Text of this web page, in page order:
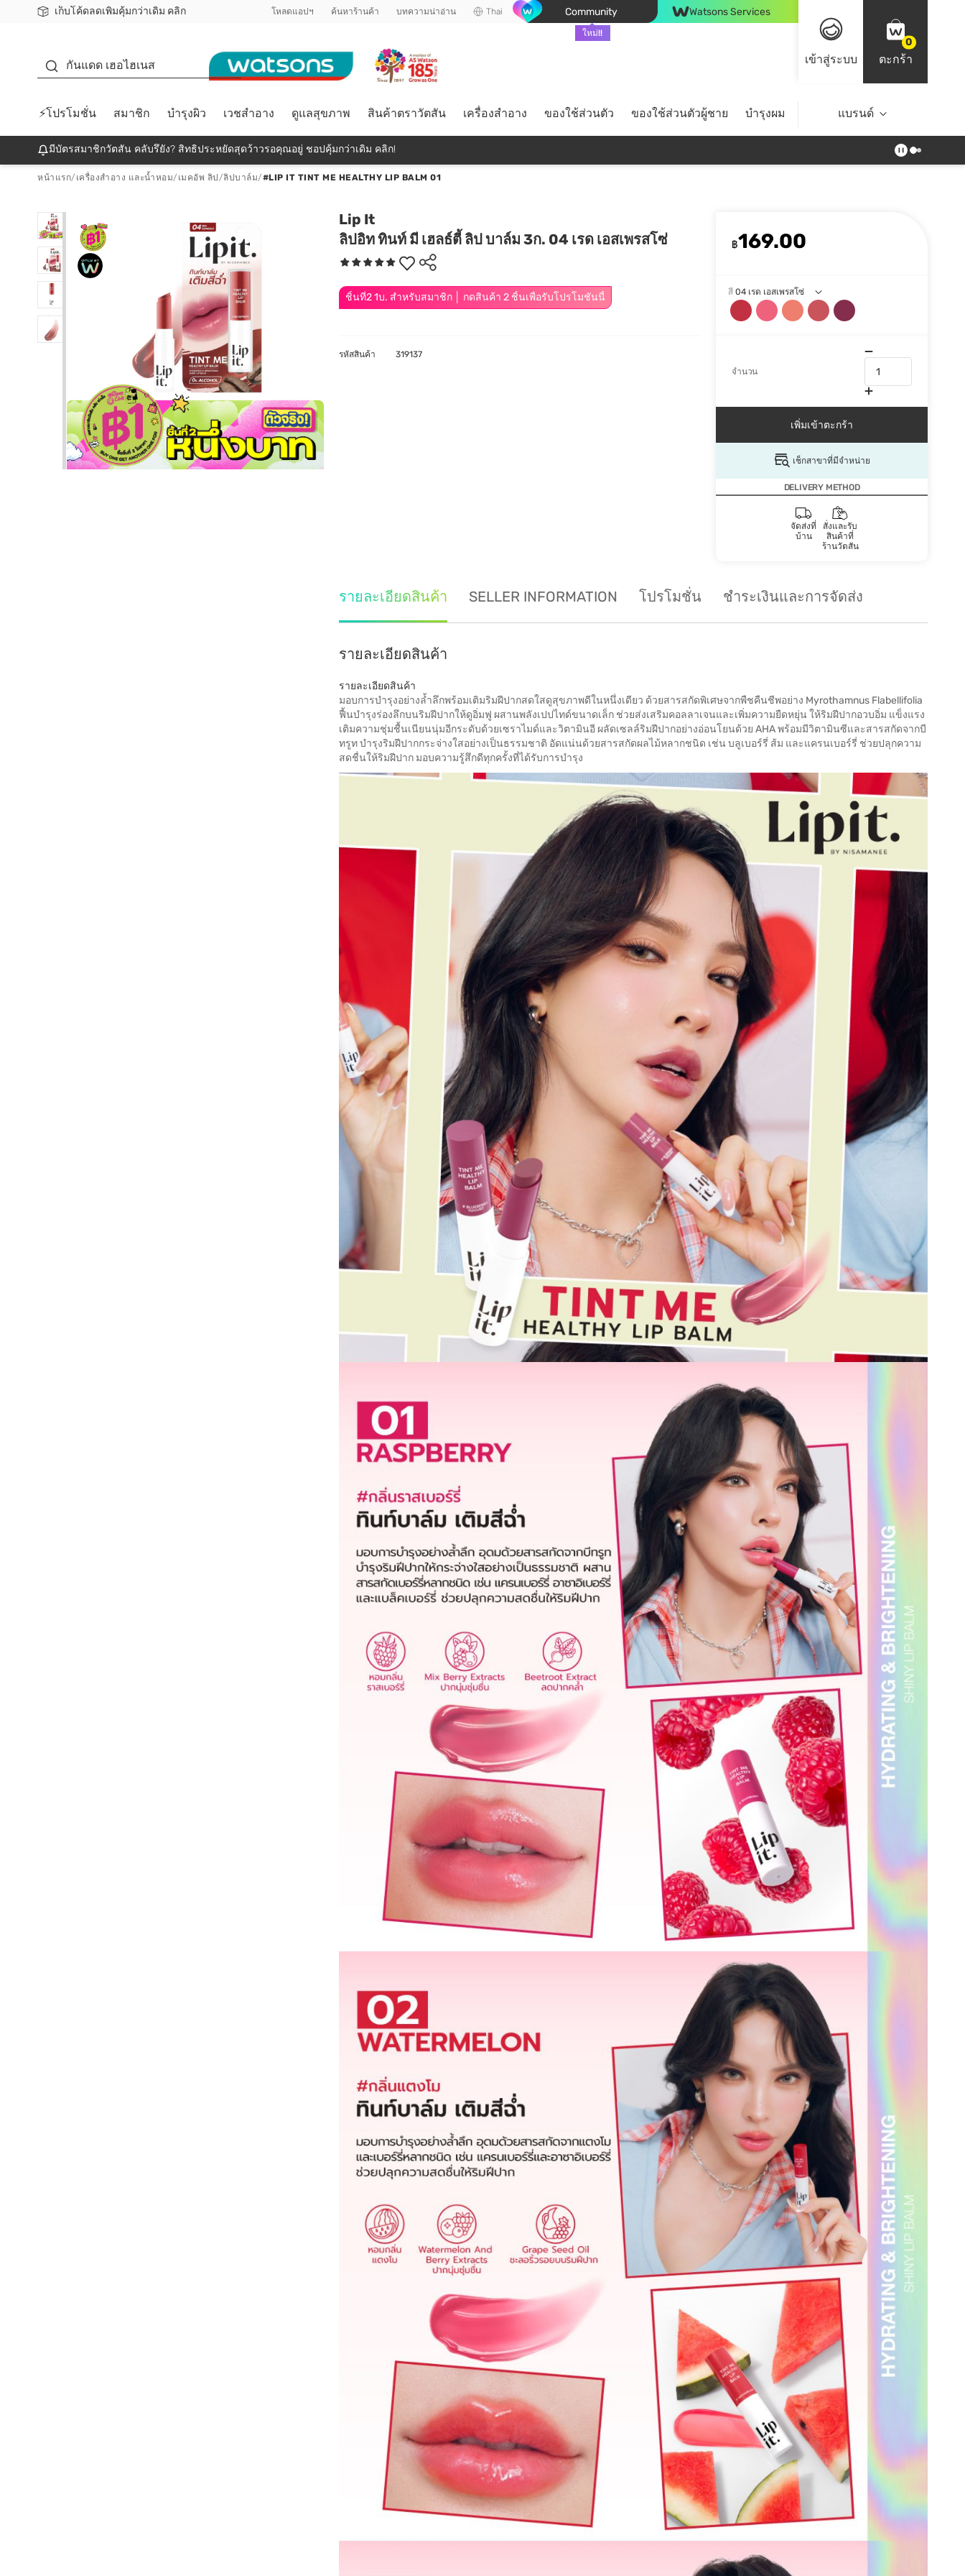
เก็บโค้ดลดเพิ่มคุ้มกว่าเดิม คลิก
ชอปออนไลน์ครั้งแรก ลดเพิ่มจุก ๆ 10%! 🎉
📦ส่งฟรี! เมื่อชอป 499฿
สมาชิกวัตสัน คลับดียังไง? โหลดแอปฯ ค้นหาร้านค้า บทความน่าอ่าน Thai Community
ใหม่!!
Watsons Services
เข้าสู่ระบบ
0
ตะกร้า
กันแดด เฮอไฮเนส
⚡โปรโมชั่น สมาชิก บำรุงผิว เวชสำอาง ดูแลสุขภาพ สินค้าตราวัตสัน เครื่องสำอาง ของใช้ส่วนตัว ของใช้ส่วนตัวผู้ชาย บำรุงผม ไลฟ์สไตล์ Top Brands
แบรนด์
มีบัตรสมาชิกวัตสัน คลับรึยัง? สิทธิประหยัดสุดว้าวรอคุณอยู่ ชอปคุ้มกว่าเดิม คลิก!
หน้าแรก/ เครื่องสำอาง และน้ำหอม/ เมคอัพ ลิป /ลิปบาล์ม/#LIP IT TINT ME HEALTHY LIP BALM 01
Lip It
ลิปอิท ทินท์ มี เฮลธ์ตี้ ลิป บาล์ม 3ก. 04 เรด เอสเพรสโซ่
ชิ้นที่2 1บ. สำหรับสมาชิก │ กดสินค้า 2 ชิ้นเพื่อรับโปรโมชันนี้
฿169.00
สี 04 เรด เอสเพรสโซ่
จำนวน
เพิ่มเข้าตะกร้า
เช็กสาขาที่มีจำหน่าย
DELIVERY METHOD
จัดส่งที่
บ้าน
สั่งและรับ
สินค้าที่
ร้านวัตสัน
รหัสสินค้า 319137
รายละเอียดสินค้า SELLER INFORMATION โปรโมชั่น ชำระเงินและการจัดส่ง
รายละเอียดสินค้า
รายละเอียดสินค้า
มอบการบำรุงอย่างล้ำลึกพร้อมเติมริมฝีปากสดใสดูสุขภาพดีในหนึ่งเดียว ด้วยสารสกัดพิเศษจากพืชคืนชีพอย่าง Myrothamnus Flabellifolia
ฟื้นบำรุงร่องลึกบนริมฝีปากให้ดูอิ่มฟู ผสานพลังเปปไทด์ขนาดเล็ก ช่วยส่งเสริมคอลลาเจนและเพิ่มความยืดหยุ่น ให้ริมฝีปากอวบอิ่ม แข็งแรง
เติมความชุ่มชื้นเนียนนุ่มอีกระดับด้วยเซราไมด์และวิตามินอี ผลัดเซลล์ริมฝีปากอย่างอ่อนโยนด้วย AHA พร้อมมีวิตามินซีและสารสกัดจากบี
ทรูท บำรุงริมฝีปากกระจ่างใสอย่างเป็นธรรมชาติ อัดแน่นด้วยสารสกัดผลไม้หลากชนิด เช่น บลูเบอร์รี่ ส้ม และแครนเบอร์รี่ ช่วยปลุกความ
สดชื่นให้ริมฝีปาก มอบความรู้สึกดีทุกครั้งที่ได้รับการบำรุง